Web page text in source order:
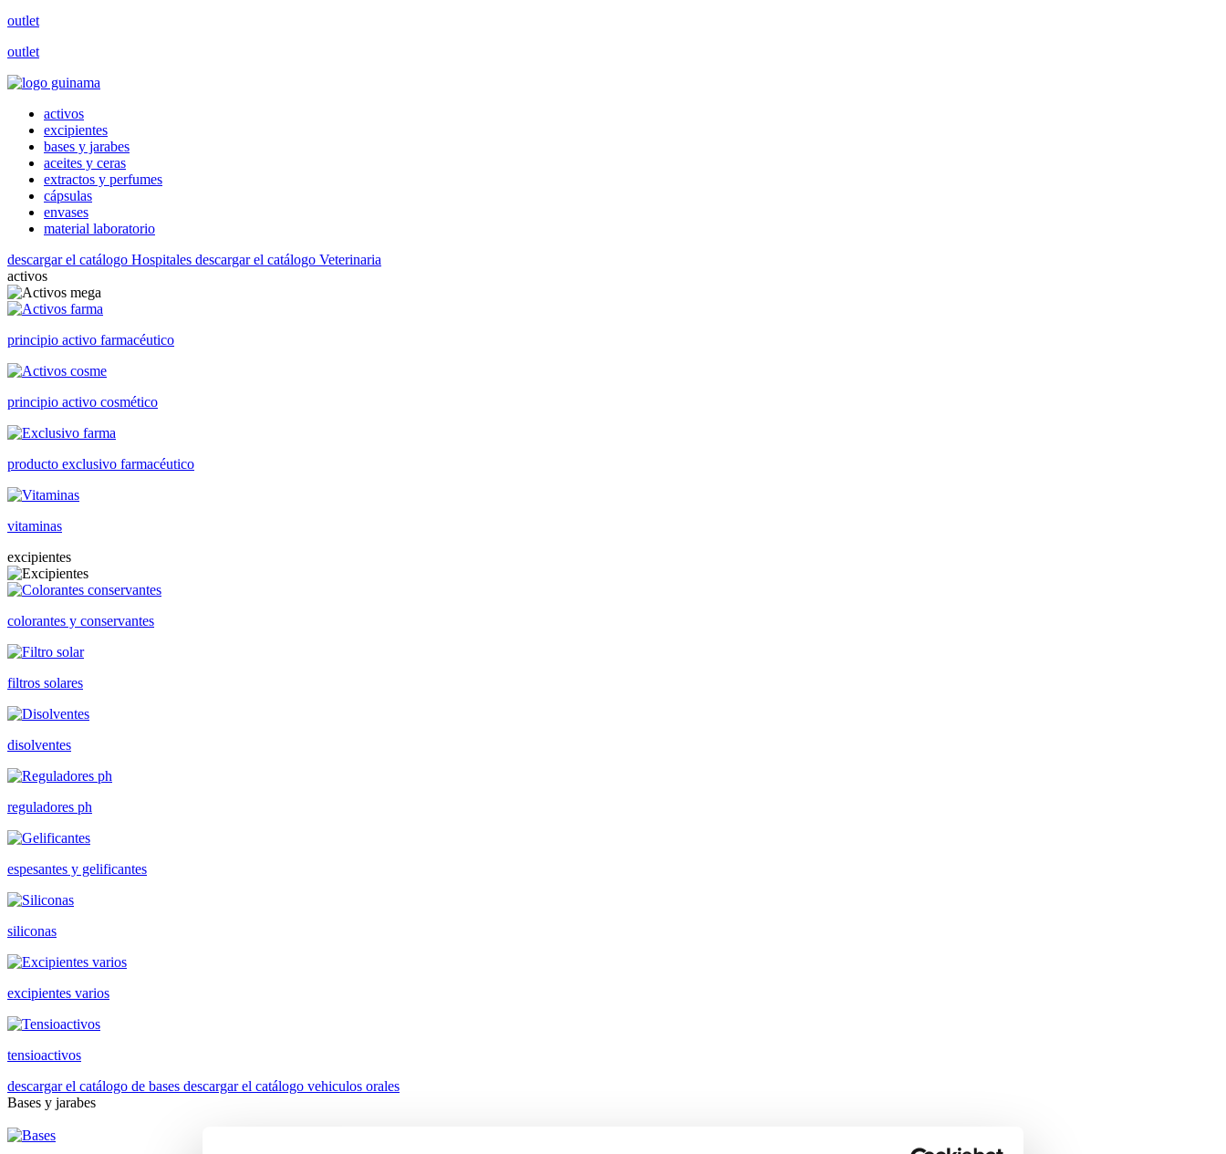
outlet
outlet
activos
excipientes
bases y jarabes
aceites y ceras
extractos y perfumes
cápsulas
envases
material laboratorio
descargar el catálogo Hospitales descargar el catálogo Veterinaria
activos
principio activo farmacéutico
principio activo cosmético
producto exclusivo farmacéutico
vitaminas
excipientes
colorantes y conservantes
filtros solares
disolventes
reguladores ph
espesantes y gelificantes
siliconas
excipientes varios
tensioactivos
descargar el catálogo de bases descargar el catálogo vehiculos orales
Bases y jarabes